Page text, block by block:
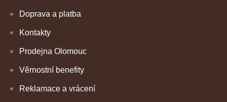
Doprava a platba
Kontakty
Prodejna Olomouc
Věrnostní benefity
Reklamace a vrácení